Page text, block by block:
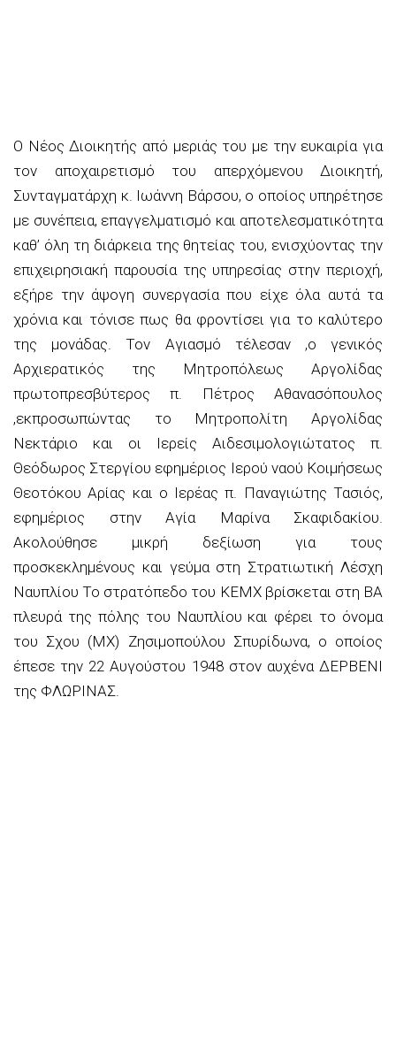
Ο Νέος Διοικητής από μεριάς του με την ευκαιρία για
τον αποχαιρετισμό του απερχόμενου Διοικητή,
Συνταγματάρχη κ. Ιωάννη Βάρσου, ο οποίος υπηρέτησε
με συνέπεια, επαγγελματισμό και αποτελεσματικότητα
καθ’ όλη τη διάρκεια της θητείας του, ενισχύοντας την
επιχειρησιακή παρουσία της υπηρεσίας στην περιοχή,
εξήρε την άψογη συνεργασία που είχε όλα αυτά τα
χρόνια και τόνισε πως θα φροντίσει για το καλύτερο
της μονάδας. Τον Αγιασμό τέλεσαν ,ο γενικός
Αρχιερατικός της Μητροπόλεως Αργολίδας
πρωτοπρεσβύτερος π. Πέτρος Αθανασόπουλος
,εκπροσωπώντας το Μητροπολίτη Αργολίδας
Νεκτάριο και οι Ιερείς Αιδεσιμολογιώτατος π.
Θεόδωρος Στεργίου εφημέριος Ιερού ναού Κοιμήσεως
Θεοτόκου Αρίας και ο Ιερέας π. Παναγιώτης Τασιός,
εφημέριος στην Αγία Μαρίνα Σκαφιδακίου.
Ακολούθησε μικρή δεξίωση για τους
προσκεκλημένους και γεύμα στη Στρατιωτική Λέσχη
Ναυπλίου Το στρατόπεδο του ΚΕΜΧ βρίσκεται στη ΒΑ
πλευρά της πόλης του Ναυπλίου και φέρει το όνοµα
του Σχου (ΜΧ) Ζησιµοπούλου Σπυρίδωνα, ο οποίος
έπεσε την 22 Αυγούστου 1948 στον αυχένα ∆ΕΡΒΕΝΙ
της ΦΛΩΡΙΝΑΣ.